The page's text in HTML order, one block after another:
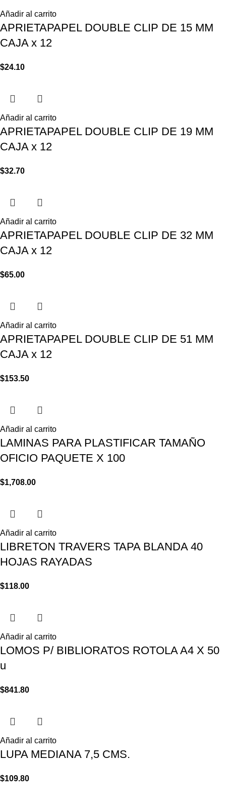
Añadir al carrito
APRIETAPAPEL DOUBLE CLIP DE 15 MM
CAJA x 12
$24.10
Añadir al carrito
APRIETAPAPEL DOUBLE CLIP DE 19 MM
CAJA x 12
$32.70
Añadir al carrito
APRIETAPAPEL DOUBLE CLIP DE 32 MM
CAJA x 12
$65.00
Añadir al carrito
APRIETAPAPEL DOUBLE CLIP DE 51 MM
CAJA x 12
$153.50
Añadir al carrito
LAMINAS PARA PLASTIFICAR TAMAÑO
OFICIO PAQUETE X 100
$1,708.00
Añadir al carrito
LIBRETON TRAVERS TAPA BLANDA 40
HOJAS RAYADAS
$118.00
Añadir al carrito
LOMOS P/ BIBLIORATOS ROTOLA A4 X 50
u
$841.80
Añadir al carrito
LUPA MEDIANA 7,5 CMS.
$109.80